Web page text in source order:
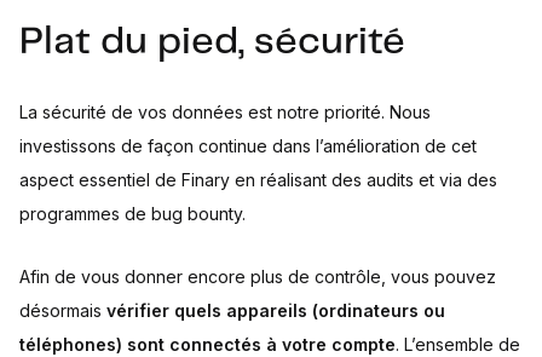
Plat du pied, sécurité
La sécurité de vos données est notre priorité. Nous
investissons de façon continue dans l’amélioration de cet
aspect essentiel de Finary en réalisant des audits et via des
programmes de bug bounty.
Afin de vous donner encore plus de contrôle, vous pouvez
désormais vérifier quels appareils (ordinateurs ou
téléphones) sont connectés à votre compte. L’ensemble de